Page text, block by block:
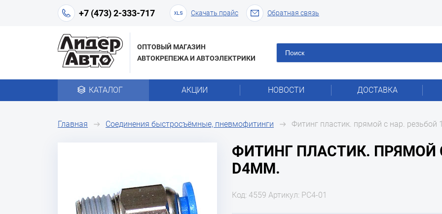
+7 (473) 2-333-717 Скачать прайс Обратная связь
ОПТОВЫЙ МАГАЗИН
АВТОКРЕПЕЖА И АВТОЭЛЕКТРИКИ
КАТАЛОГ АКЦИИ НОВОСТИ ДОСТАВКА
Главная Соединения быстросъёмные, пневмофитинги Фитинг пластик. прямой с нар. резьбой
ФИТИНГ ПЛАСТИК. ПРЯМОЙ
D4ММ.
Код: 4559 Артикул: PC4-01